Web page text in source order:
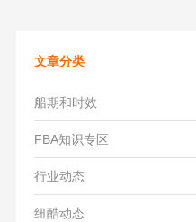
文章分类
船期和时效
FBA知识专区
行业动态
纽酷动态